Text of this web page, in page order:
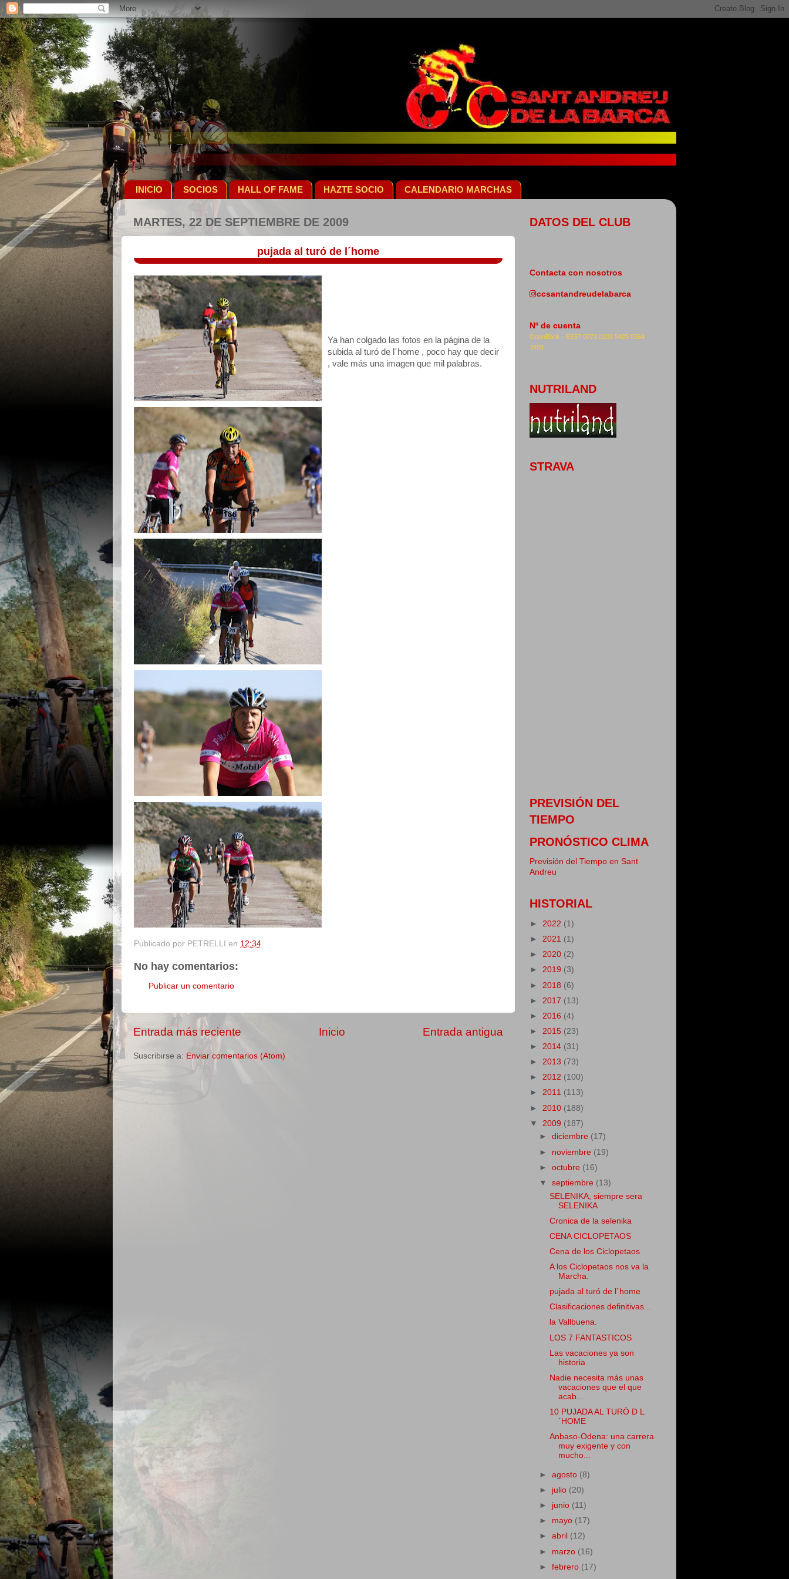
INICIO SOCIOS HALL OF FAME HAZTE SOCIO CALENDARIO MARCHAS
MARTES, 22 DE SEPTIEMBRE DE 2009
pujada al turó de l´home
Ya han colgado las fotos en la página de la
subida al turó de l´home , poco hay que decir
, vale más una imagen que mil palabras.
Publicado por PETRELLI en 12:34
No hay comentarios:
Publicar un comentario
Entrada más reciente Entrada antigua
Inicio
Suscribirse a: Enviar comentarios (Atom)
DATOS DEL CLUB
Contacta con nosotros
ccsantandreudelabarca
Nº de cuenta
OpenBank - ES57 0073 0100 5405 0564
3458
NUTRILAND
STRAVA
PREVISIÓN DEL
TIEMPO
PRONÓSTICO CLIMA
Previsión del Tiempo en Sant
Andreu
HISTORIAL
► 2022 (1)
► 2021 (1)
► 2020 (2)
► 2019 (3)
► 2018 (6)
► 2017 (13)
► 2016 (4)
► 2015 (23)
► 2014 (31)
► 2013 (73)
► 2012 (100)
► 2011 (113)
► 2010 (188)
▼ 2009 (187)
►diciembre (17)
► noviembre (19)
►octubre (16)
▼septiembre (13)
SELENIKA, siempre sera
SELENIKA
Cronica de la selenika
CENA CICLOPETAOS
Cena de los Ciclopetaos
A los Ciclopetaos nos va la
Marcha.
pujada al turó de l´home
Clasificaciones definitivas...
la Vallbuena.
LOS 7 FANTASTICOS
Las vacaciones ya son
historia
Nadie necesita más unas
vacaciones que el que
acab...
10 PUJADA AL TURÓ D L
´HOME
Anbaso-Odena: una carrera
muy exigente y con
mucho...
►agosto (8)
► julio (20)
► junio (11)
► mayo (17)
►abril (12)
► marzo (16)
►febrero (17)